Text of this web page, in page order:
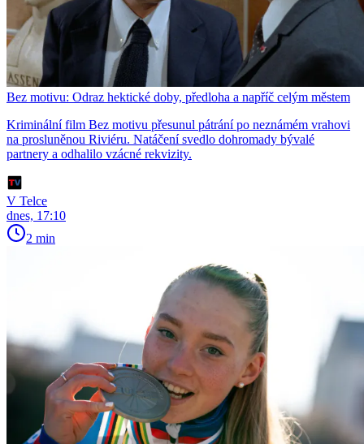
Bez motivu: Odraz hektické doby, předloha a napříč celým městem
Kriminální film Bez motivu přesunul pátrání po neznámém vrahovi
na prosluněnou Riviéru. Natáčení svedlo dohromady bývalé
partnery a odhalilo vzácné rekvizity.
V Telce
dnes, 17:10
2 min